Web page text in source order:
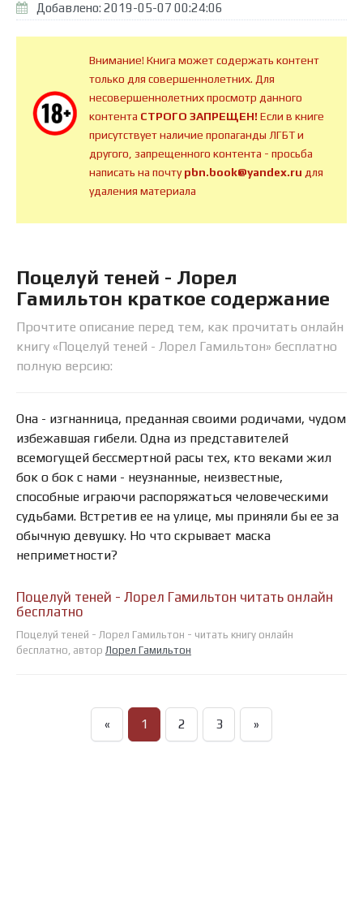
Добавлено: 2019-05-07 00:24:06
Внимание! Книга может содержать контент
только для совершеннолетних. Для
несовершеннолетних просмотр данного
контента СТРОГО ЗАПРЕЩЕН!Если в книге
присутствует наличие пропаганды ЛГБТ и
другого, запрещенного контента - просьба
написать на почтуpbn.book@yandex.ru для
удаления материала
Поцелуй теней - Лорел
Гамильтон краткое содержание
Прочтите описание перед тем, как прочитать онлайн
книгу «Поцелуй теней - Лорел Гамильтон» бесплатно
полную версию:
Она - изгнанница, преданная своими родичами, чудом
избежавшая гибели. Одна из представителей
всемогущей бессмертной расы тех, кто веками жил
бок о бок с нами - неузнанные, неизвестные,
способные играючи распоряжаться человеческими
судьбами. Встретив ее на улице, мы приняли бы ее за
обычную девушку. Но что скрывает маска
неприметности?
Поцелуй теней - Лорел Гамильтон читать онлайн
бесплатно
Поцелуй теней - Лорел Гамильтон - читать книгу онлайн
бесплатно, автор Лорел Гамильтон
« 1 2 3 »